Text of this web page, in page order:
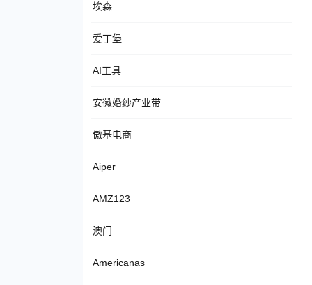
埃森
爱丁堡
AI工具
安徽婚纱产业带
傲基电商
Aiper
AMZ123
澳门
Americanas